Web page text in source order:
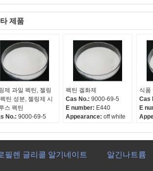
제품
제 과일 펙틴, 젤링
틴 성분, 젤링제 시
스 펙틴
No.: 9000-69-5
off white
펙틴 겔화제
Cas No.:9000-69-5
E number: E440
Appearance:off white
식품
Cas
E
필렌 글리콜 알기네이트 알긴나트륨